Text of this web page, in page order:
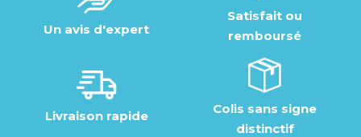
Un avis d'expert
Satisfait ou
remboursé
Livraison rapide
Colis sans signe
distinctif